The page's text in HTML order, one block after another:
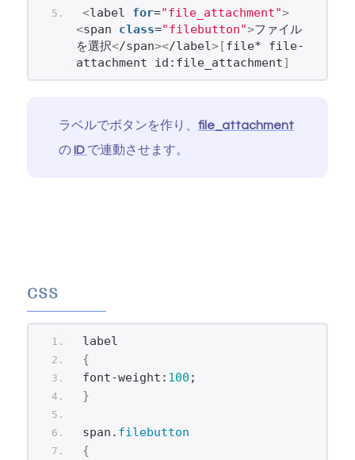
<label for="file_attachment">
<span class="filebutton">ファイル
を選択</span></label>[file* file-
attachment id:file_attachment]
ラベルでボタンを作り、 file_attachment
のID で連動させます。
css
label
{
font-weight: 100 ;
}
span. filebutton
{